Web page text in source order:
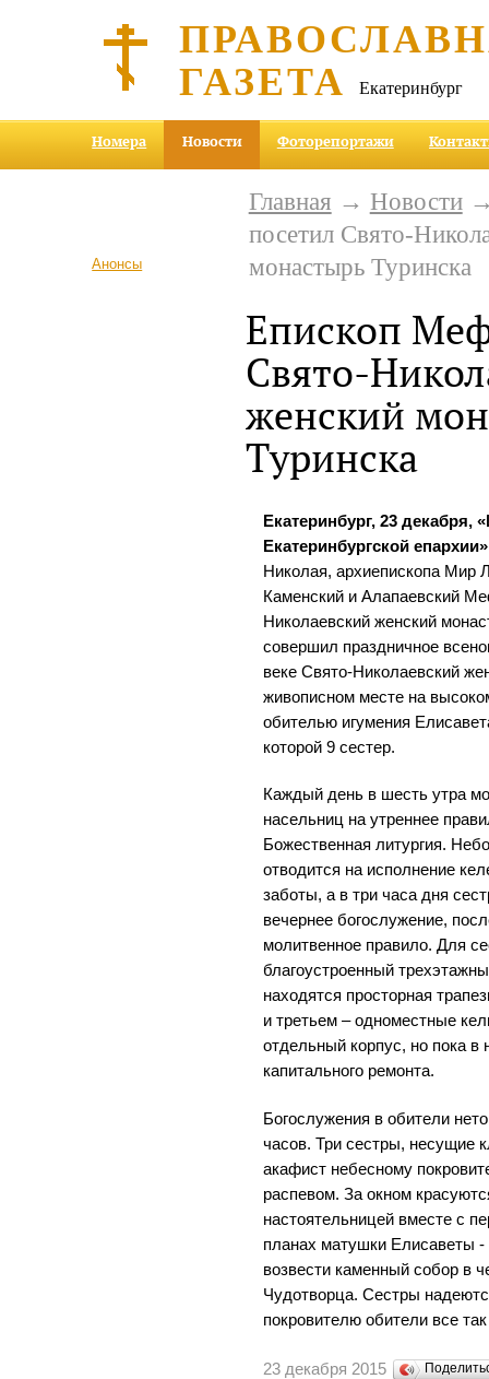
ГАЗЕТА Екатеринбург
Номера Новости Фоторепортажи
Анонсы
Главная → Новости→
посетил Свято-
монастырь Туринска
Епископ
Свято-
женский
Туринска
Екатеринбург, 23 декабря,
Екатеринбургской епархии»
Николая, архиепископа Мир
Каменский и Алапаевский
Николаевский женский
совершил праздничное
веке Свято-Николаевский
живописном месте на
обителью игумения
которой 9 сестер.
Каждый день в шесть утра
насельниц на утреннее
Божественная литургия.
отводится на исполнение
заботы, а в три часа дня
вечернее богослужение,
молитвенное правило. Для
благоустроенный
находятся просторная
и третьем – одноместные
отдельный корпус, но пока в
капитального ремонта.
Богослужения в обители
часов. Три сестры, несущие
акафист небесному
распевом. За окном
настоятельницей вместе с
планах матушки Елисаветы -
возвести каменный собор в
Чудотворца. Сестры
покровителю обители все
23 декабря 2015